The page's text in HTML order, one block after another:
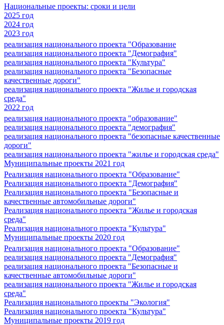
Национальные проекты: сроки и цели
2025 год
2024 год
2023 год
реализация национального проекта "Образование
реализация национального проекта "Демография"
реализация национального проекта "Культура"
реализация национального проекта "Безопасные
качественные дороги"
реализация национального проекта "Жилье и городская
среда"
2022 год
реализация национального проекта "образование"
реализация национального проекта "демография"
реализация национального проекта "безопасные качественные
дороги"
реализация национального проекта "жилье и городская среда"
Муниципальные проекты 2021 год
Реализация национального проекта "Образование"
Реализация национального проекта "Демография"
Реализация национального проекта "Безопасные и
качественные автомобильные дороги"
Реализация национального проекта "Жилье и городская
среда"
Реализация национального проекта "Культура"
Муниципальные проекты 2020 год
Реализация национального проекта "Образование"
реализация национального проекта "Демография"
реализация национального проекта "Безопасные и
качественные автомобильные дороги"
реализация национального проекта "Жилье и городская
среда"
Реализация национального проекты "Экология"
Реализация национального проекта "Культура"
Муниципальные проекты 2019 год